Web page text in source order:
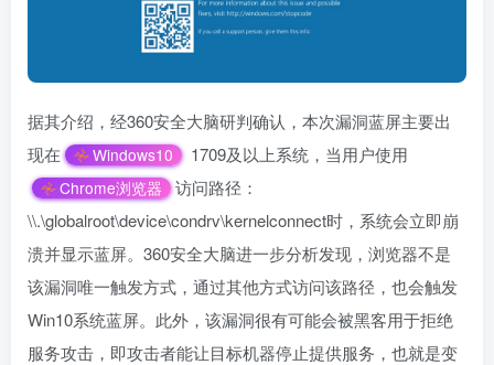
据其介绍，经360安全大脑研判确认，本次漏洞蓝屏主要出
现在
Windows10 1709及以上系统，当用户使用
Chrome浏览器
访问路径：
\\.\globalroot\device\condrv\kernelconnect时，系统会立即崩
溃并显示蓝屏。360安全大脑进一步分析发现，浏览器不是
该漏洞唯一触发方式，通过其他方式访问该路径，也会触发
Win10系统蓝屏。此外，该漏洞很有可能会被黑客用于拒绝
服务攻击，即攻击者能让目标机器停止提供服务，也就是变